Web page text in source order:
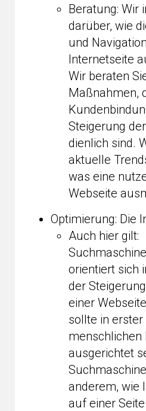
Beratung: Wir
darüber, wie
und
Internetseite
Wir beraten
Maßnahmen,
Steigerung
dienlich sind.
aktuelle
was eine
Webseite
Optimierung: Die
Auch hier gilt:
orientiert sich
der
einer
sollte in erster
menschlichen
ausgerichtet
anderem, wie
auf einer